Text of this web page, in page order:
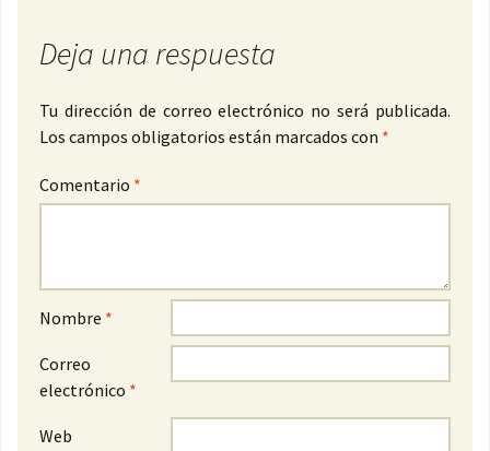
Deja una respuesta
Tu dirección de correo electrónico no será publicada.
Los campos obligatorios están marcados con *
Comentario *
Nombre *
Correo
electrónico *
Web